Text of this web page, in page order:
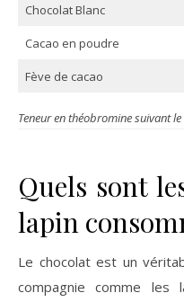
Chocolat Blanc
Cacao en poudre
Fève de cacao
Teneur en théobromine suivant
Quels sont
lapin
Le chocolat est un
compagnie comme les